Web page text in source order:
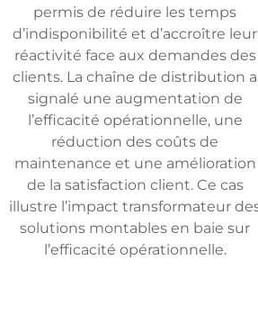
permis de réduire les temps
d’indisponibilité et d’accroître leur
réactivité face aux demandes des
clients. La chaîne de distribution a
signalé une augmentation de
l’efficacité opérationnelle, une
réduction des coûts de
maintenance et une amélioration
de la satisfaction client. Ce cas
illustre l’impact transformateur
solutions montables en baie sur
l’efficacité opérationnelle.